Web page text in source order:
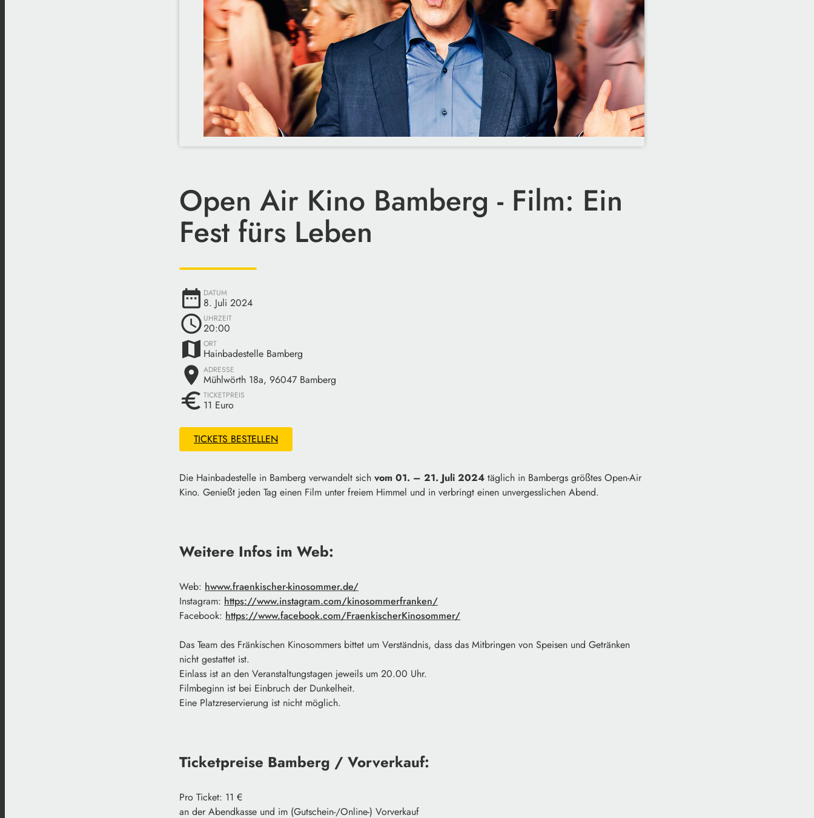
Open Air Kino Bamberg - Film: Ein
Fest fürs Leben
date_range DATUM
8. Juli 2024
schedule UHRZEIT
20:00
map ORT
Hainbadestelle Bamberg
place ADRESSE
Mühlwörth 18a, 96047 Bamberg
euro TICKETPREIS
11 Euro
TICKETS BESTELLEN
Die Hainbadestelle in Bamberg verwandelt sich vom 01. – 21. Juli 2024 täglich in Bambergs größtes Open-Air
Kino. Genießt jeden Tag einen Film unter freiem Himmel und in verbringt einen unvergesslichen Abend.
Weitere Infos im Web:
Web: hwww.fraenkischer-kinosommer.de/
Instagram: https://www.instagram.com/kinosommerfranken/
Facebook: https://www.facebook.com/FraenkischerKinosommer/
Das Team des Fränkischen Kinosommers bittet um Verständnis, dass das Mitbringen von Speisen und Getränken
nicht gestattet ist.
Einlass ist an den Veranstaltungstagen jeweils um 20.00 Uhr.
Filmbeginn ist bei Einbruch der Dunkelheit.
Eine Platzreservierung ist nicht möglich.
Ticketpreise Bamberg / Vorverkauf:
Pro Ticket: 11 €
an der Abendkasse und im (Gutschein-/Online-) Vorverkauf